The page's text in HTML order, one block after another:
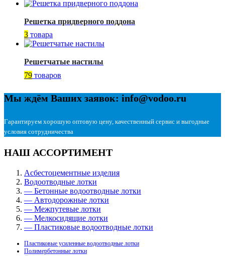
Решетка придверного поддона
3 товара
Решетчатые настилы
79 товаров
Мы ждём Ваших заявок: info@vodoo.ru
Гарантируем хорошую оптовую цену, качественный сервис и выгодные
условия сотрудничества
НАШ АССОРТИМЕНТ
Асбестоцементные изделия
Водоотводные лотки
— Бетонные водоотводные лотки
— Автодорожные лотки
— Межпутевые лотки
— Мелкосидящие лотки
— Пластиковые водоотводные лотки
Пластиковые усиленные водоотводные лотки
Полимербетонные лотки